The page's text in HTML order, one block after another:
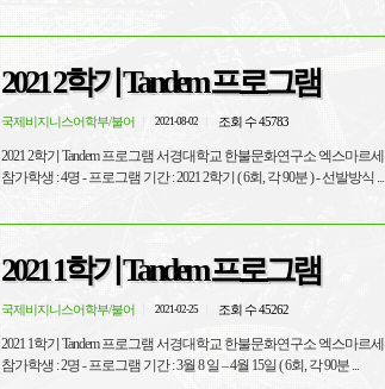
2021 2학기 Tandem 프로그램
국제비지니스어학부/불어 2021-08-02 조회 수 45783
2021 2학기 Tandem 프로그램 서경대학교 한불문화연구소 엑스마르세유대학교 CFAL (한국 학생 4명 / 프랑스 학생 4명 언어 교환 ) -
참가학생 : 4명 - 프로그램 기간 : 2021 2학기 ( 6회, 각 90분 ) - 선발방식 ...
2021 1학기 Tandem 프로그램
국제비지니스어학부/불어 2021-02-25 조회 수 45262
2021 1학기 Tandem 프로그램 서경대학교 한불문화연구소 엑스마르세유대학교 CFAL (한국 학생 2명 / 프랑스 학생 2명 언어 교환 ) -
참가학생 : 2명 - 프로그램 기간 : 3월 8 일 – 4월 15일 ( 6회, 각 90분 ...